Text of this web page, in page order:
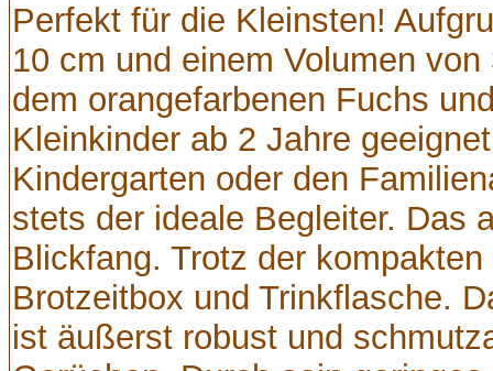
Perfekt für die Kleinsten!
10 cm und einem Volumen
dem orangefarbenen Fuchs
Kleinkinder ab 2 Jahre
Kindergarten oder den
stets der ideale Begleiter. Das
Blickfang. Trotz der
Brotzeitbox und Trinkflasche.
ist äußerst robust und